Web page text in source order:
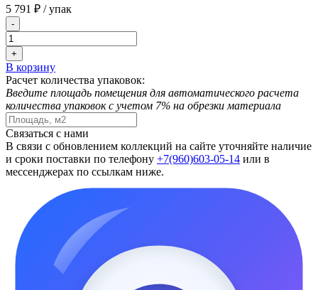
5 791 ₽ / упак
-
+
В корзину
Расчет количества упаковок:
Введите площадь помещения для автоматического расчета
количества упаковок с учетом 7% на обрезки материала
Связаться с нами
В связи с обновлением коллекций на сайте уточняйте наличие
и сроки поставки по телефону +7(960)603-05-14 или в
мессенджерах по ссылкам ниже.